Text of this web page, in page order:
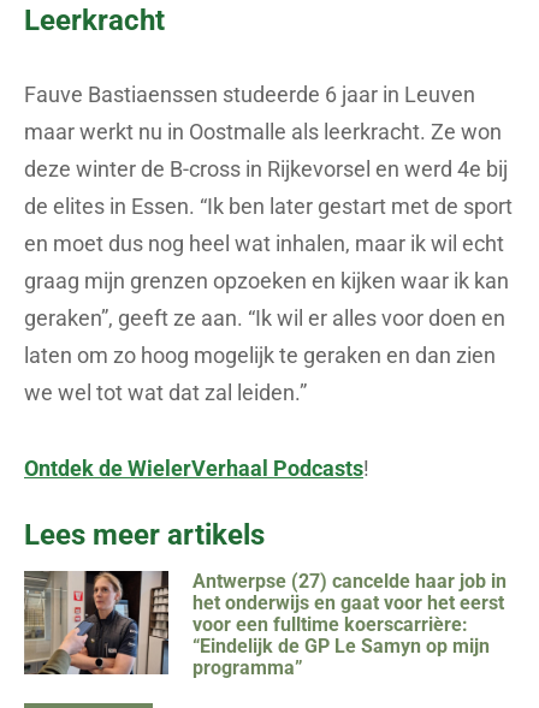
Leerkracht
Fauve Bastiaenssen studeerde 6 jaar in Leuven
maar werkt nu in Oostmalle als leerkracht. Ze won
deze winter de B-cross in Rijkevorsel en werd 4e bij
de elites in Essen. “Ik ben later gestart met de sport
en moet dus nog heel wat inhalen, maar ik wil echt
graag mijn grenzen opzoeken en kijken waar ik kan
geraken”, geeft ze aan. “Ik wil er alles voor doen en
laten om zo hoog mogelijk te geraken en dan zien
we wel tot wat dat zal leiden.”
Ontdek de WielerVerhaal Podcasts!
Lees meer artikels
Antwerpse (27) cancelde haar job in
het onderwijs en gaat voor het eerst
voor een fulltime koerscarrière:
“Eindelijk de GP Le Samyn op mijn
programma”